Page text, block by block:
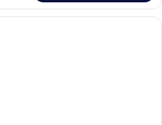
Phòng truyền thống | Bộ trải